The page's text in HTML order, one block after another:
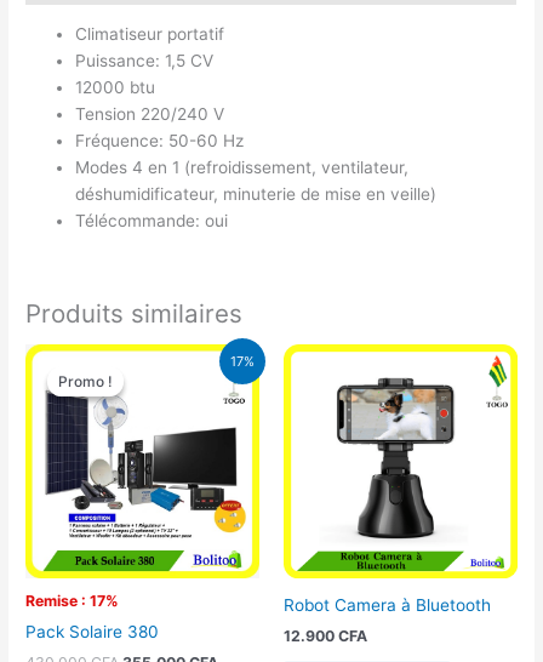
Climatiseur portatif
Puissance: 1,5 CV
12000 btu
Tension 220/240 V
Fréquence: 50-60 Hz
Modes 4 en 1 (refroidissement, ventilateur,
déshumidificateur, minuterie de mise en veille)
Télécommande: oui
Produits similaires
17%
Promo !
Remise : 17%
Promo !
Pack Solaire 380
Le
initial
était :
430.000 CFA.
Le
prix
actuel
355.000 CFA.
Robot Camera à Bluetooth
12.900 CFA